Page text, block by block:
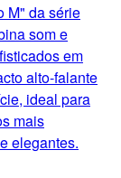
M" da série
som e
em
alto-falante
ideal para
mais
elegantes.